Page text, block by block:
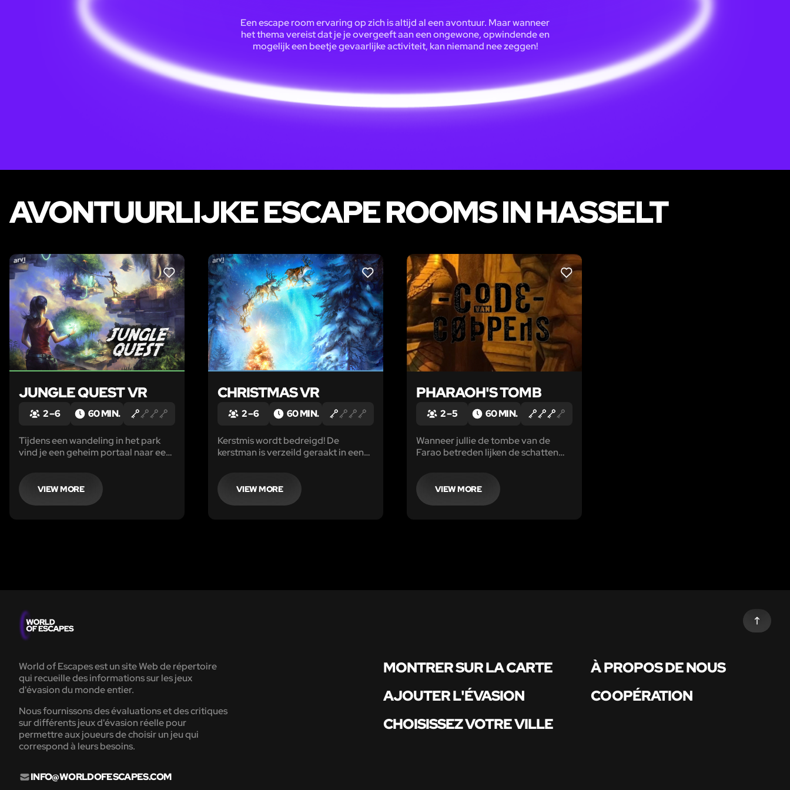
Een escape room ervaring op zich is altijd al een avontuur. Maar wanneer
het thema vereist dat je je overgeeft aan een ongewone, opwindende en
mogelijk een beetje gevaarlijke activiteit, kan niemand nee zeggen!
AVONTUURLIJKE ESCAPE ROOMS IN HASSELT
LIKE
JUNGLE QUEST VR
2 – 6 60 MIN.
Tijdens een wandeling in het park
vind je een geheim portaal naar een
fantastisch reservaat, bevolkt door
dieren. Maar hoe kom je weer terug?
VIEW MORE
LIKE
CHRISTMAS VR
2 – 6 60 MIN.
Kerstmis wordt bedreigd! De
kerstman is verzeild geraakt in een
cadeautjes verloren en kan de weg
naar huis niet vinden. Alleen jij kunt
Kerstmis redden!
VIEW MORE
LIKE
PHARAOH'S TOMB
2 – 5 60 MIN.
Wanneer jullie de tombe van de
Farao betreden lijken de schatten
uitgang plots achter jullie dichtvalt...
VIEW MORE
World of Escapes est un site Web de répertoire
qui recueille des informations sur les jeux
d'évasion du monde entier.
Nous fournissons des évaluations et des critiques
sur différents jeux d'évasion réelle pour
permettre aux joueurs de choisir un jeu qui
correspond à leurs besoins.
INFO@WORLDOFESCAPES.COM
MONTRER SUR LA CARTE
À PROPOS DE NOUS
AJOUTER L'ÉVASION
COOPÉRATION
CHOISISSEZ VOTRE VILLE